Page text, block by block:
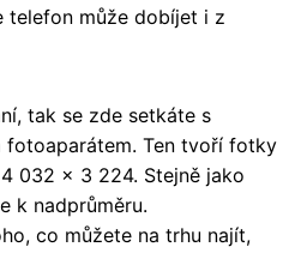
telefon může dobíjet i z
tak se zde setkáte s
Ten tvoří fotky
032 x 3 224. Stejně jako
k nadprůměru.
co můžete na trhu najít,